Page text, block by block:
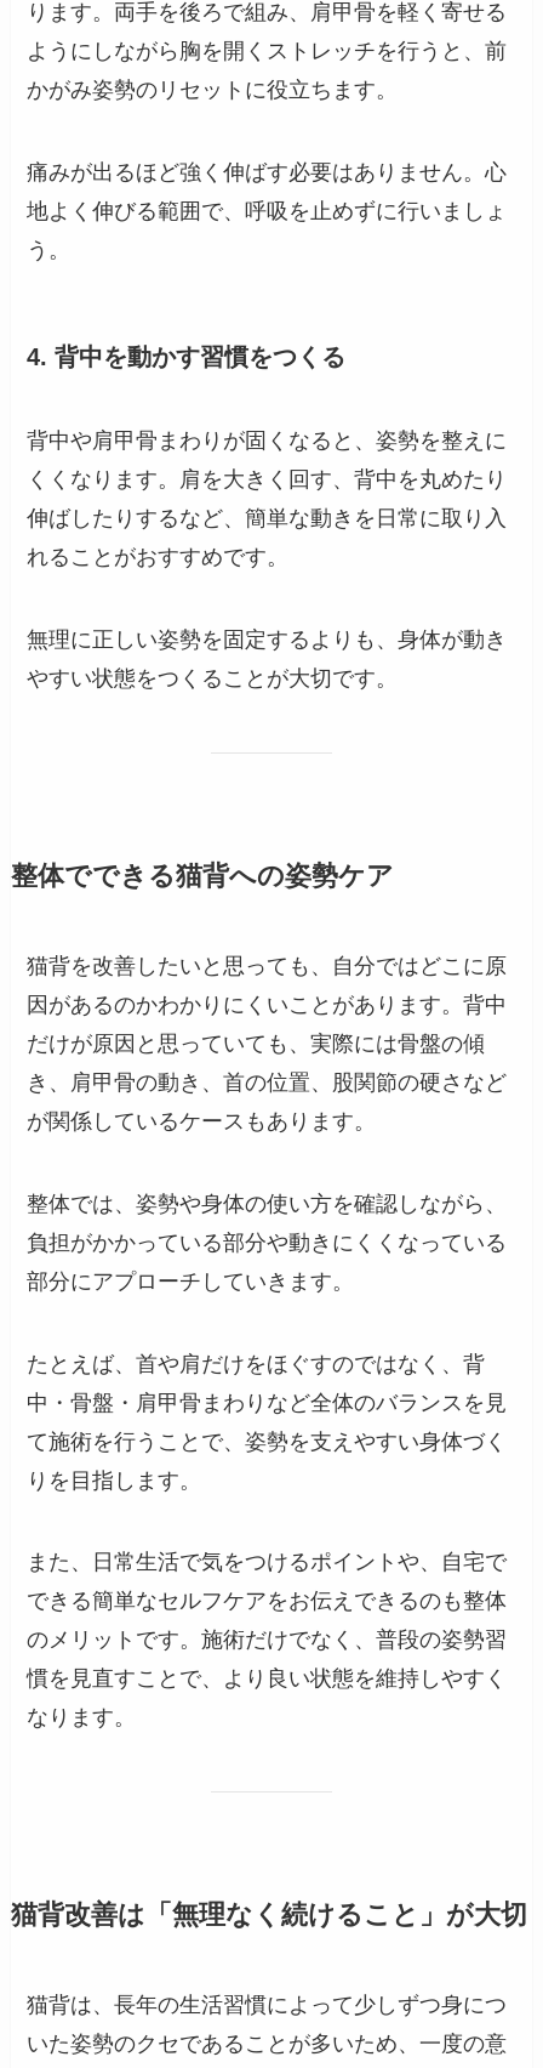
ります。両手を後ろで組み、肩甲骨を軽く寄せる
ようにしながら胸を開くストレッチを行うと、前
かがみ姿勢のリセットに役立ちます。
痛みが出るほど強く伸ばす必要はありません。心
地よく伸びる範囲で、呼吸を止めずに行いましょ
う。
4. 背中を動かす習慣をつくる
背中や肩甲骨まわりが固くなると、姿勢を整えに
くくなります。肩を大きく回す、背中を丸めたり
伸ばしたりするなど、簡単な動きを日常に取り入
れることがおすすめです。
無理に正しい姿勢を固定するよりも、身体が動き
やすい状態をつくることが大切です。
整体でできる猫背への姿勢ケア
猫背を改善したいと思っても、自分ではどこに原
因があるのかわかりにくいことがあります。背中
だけが原因と思っていても、実際には骨盤の傾
き、肩甲骨の動き、首の位置、股関節の硬さなど
が関係しているケースもあります。
整体では、姿勢や身体の使い方を確認しながら、
負担がかかっている部分や動きにくくなっている
部分にアプローチしていきます。
たとえば、首や肩だけをほぐすのではなく、背
中・骨盤・肩甲骨まわりなど全体のバランスを見
て施術を行うことで、姿勢を支えやすい身体づく
りを目指します。
また、日常生活で気をつけるポイントや、自宅で
できる簡単なセルフケアをお伝えできるのも整体
のメリットです。施術だけでなく、普段の姿勢習
慣を見直すことで、より良い状態を維持しやすく
なります。
猫背改善は「無理なく続けること」が大切
猫背は、長年の生活習慣によって少しずつ身につ
いた姿勢のクセであることが多いため、一度の意